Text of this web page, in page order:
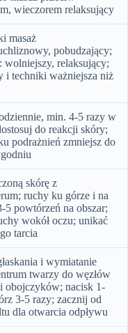
wieczorem relaksujący
masaż
pobudzający;
wolniejszy, relaksujący;
i techniki ważniejsza niż
min. 4-5 razy w
do reakcji skóry;
podrażnień zmniejsz do
skórę z
ruchy ku górze i na
5 powtórzeń na obszar;
wokół oczu; unikać
tarcia
i wymiatanie
twarzy do węzłów
obojczyków; nacisk 1-
3-5 razy; zacznij od
dla otwarcia odpływu